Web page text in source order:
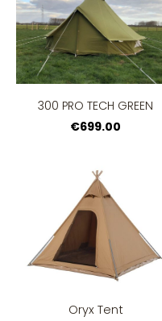
300 PRO TECH GREEN
€699.00
Oryx Tent